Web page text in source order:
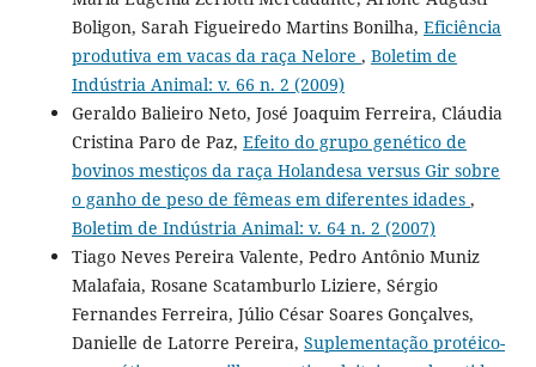
Boligon, Sarah Figueiredo Martins Bonilha, Eficiência
produtiva em vacas da raça Nelore , Boletim de
Indústria Animal: v. 66 n. 2 (2009)
Geraldo Balieiro Neto, José Joaquim Ferreira, Cláudia
Cristina Paro de Paz, Efeito do grupo genético de
bovinos mestiços da raça Holandesa versus Gir sobre
o ganho de peso de fêmeas em diferentes idades ,
Boletim de Indústria Animal: v. 64 n. 2 (2007)
Tiago Neves Pereira Valente, Pedro Antônio Muniz
Malafaia, Rosane Scatamburlo Liziere, Sérgio
Fernandes Ferreira, Júlio César Soares Gonçalves,
Danielle de Latorre Pereira, Suplementação protéico-